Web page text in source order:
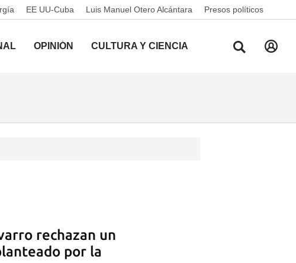
EE UU-Cuba Luis Manuel Otero Alcántara Presos políticos
OPINIÓN CULTURA Y CIENCIA
rechazan un
por la